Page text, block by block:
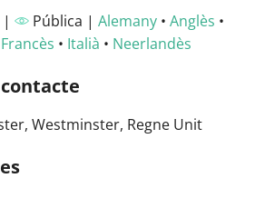
| Pública | Alemany• Anglès •
Francès • Italià • Neerlandès
Westminster, Regne Unit